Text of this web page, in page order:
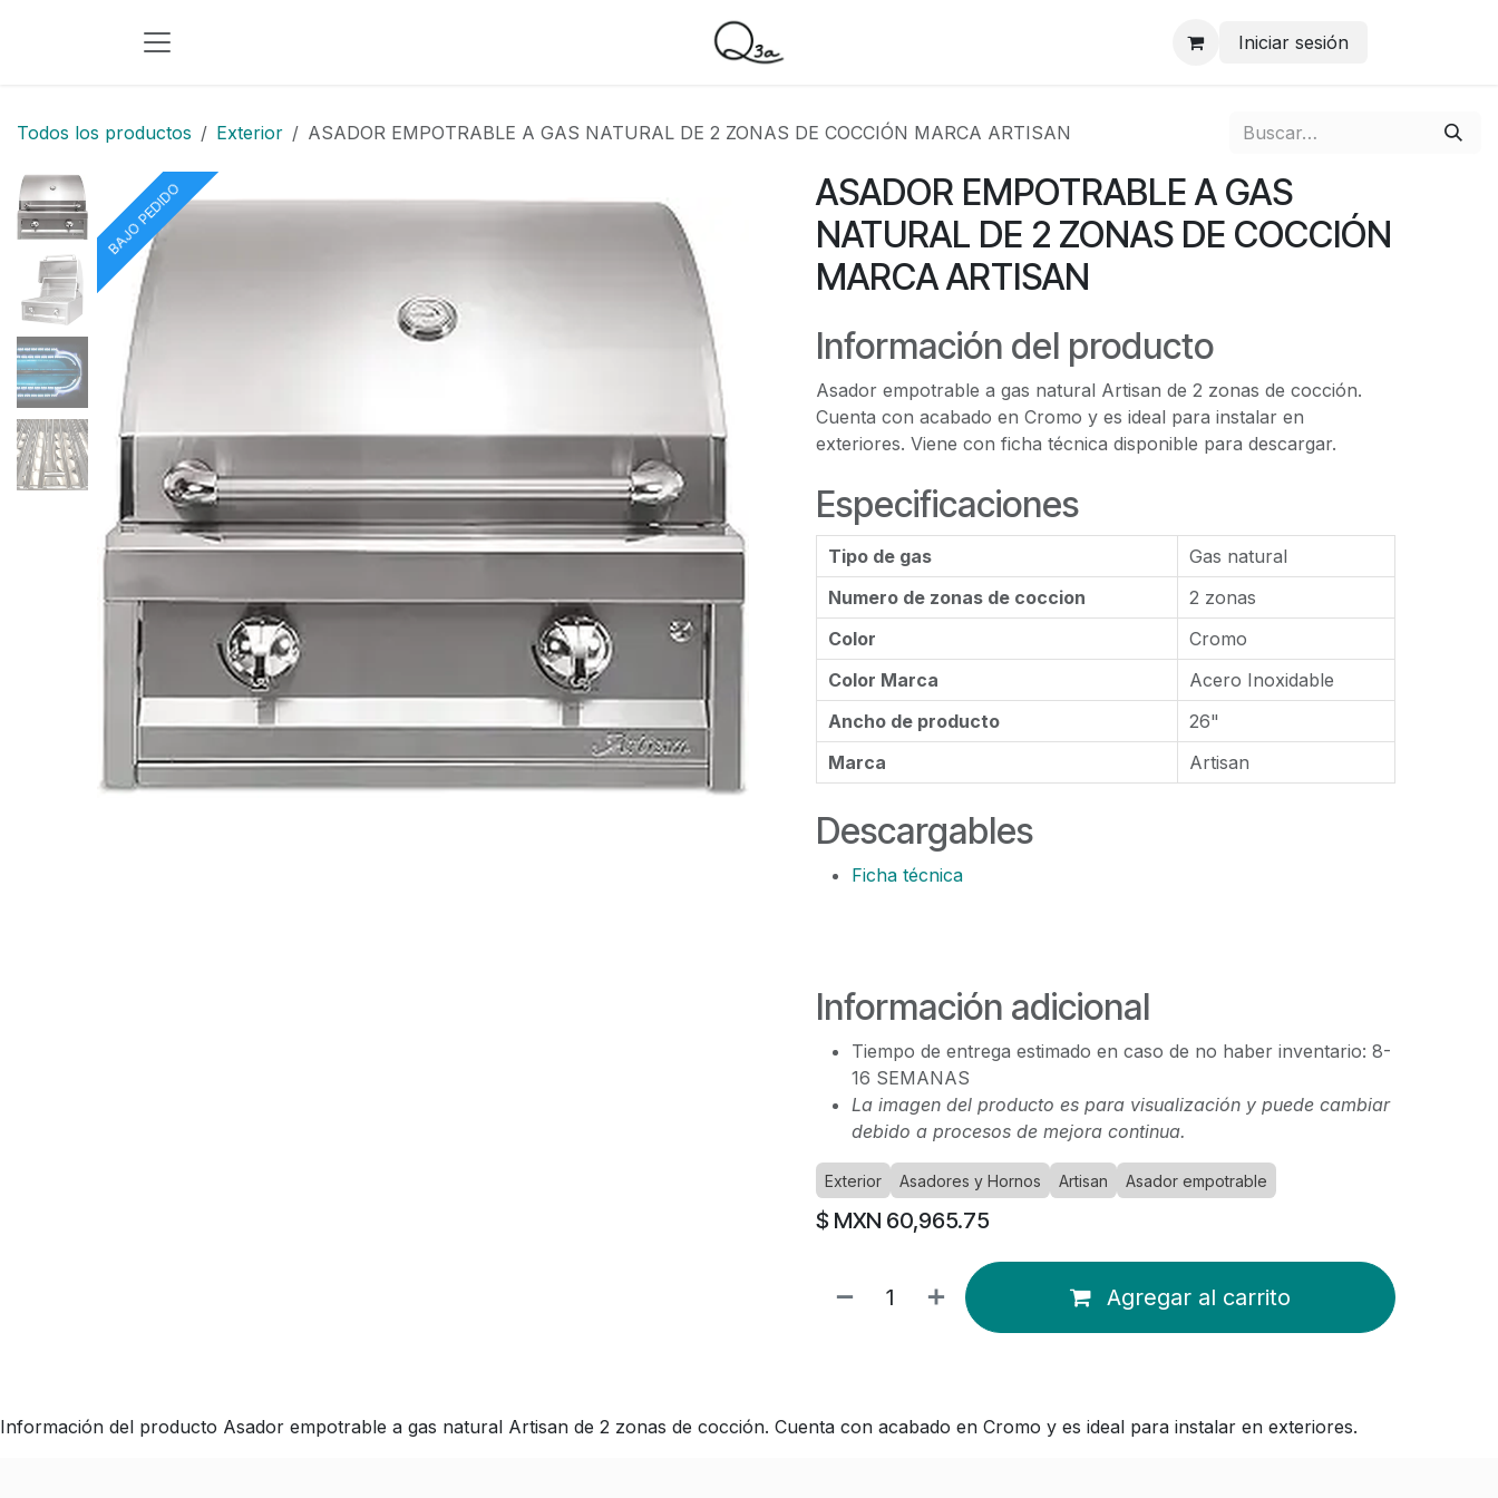
Iniciar sesión
Todos los productos Exterior ASADOR EMPOTRABLE A GAS NATURAL DE 2 ZONAS DE COCCIÓN MARCA ARTISAN
BAJO PEDIDO
BAJO PEDIDO
ASADOR EMPOTRABLE A GAS
NATURAL DE 2 ZONAS DE COCCIÓN
MARCA ARTISAN
Información del producto
Asador empotrable a gas natural Artisan de 2 zonas de cocción.
Cuenta con acabado en Cromo y es ideal para instalar en
exteriores. Viene con ficha técnica disponible para descargar.
Especificaciones
Tipo de gas
Gas natural
Numero de zonas de coccion
2 zonas
Color
Cromo
Color Marca
Acero Inoxidable
Ancho de producto
26"
Marca
Artisan
Descargables
Ficha técnica
Información adicional
Tiempo de entrega estimado en caso de no haber inventario: 8-
16 SEMANAS
La imagen del producto es para visualización y puede cambiar
debido a procesos de mejora continua.
Exterior Asadores y Hornos Artisan Asador empotrable
$ MXN 60,965.75
Agregar al carrito
Información del producto Asador empotrable a gas natural Artisan de 2 zonas de cocción. Cuenta con acabado en Cromo y es ideal para instalar en exteriores.